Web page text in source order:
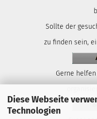
Diese Webseite
Technologien
Sollte der
zu finden sein,
Gerne